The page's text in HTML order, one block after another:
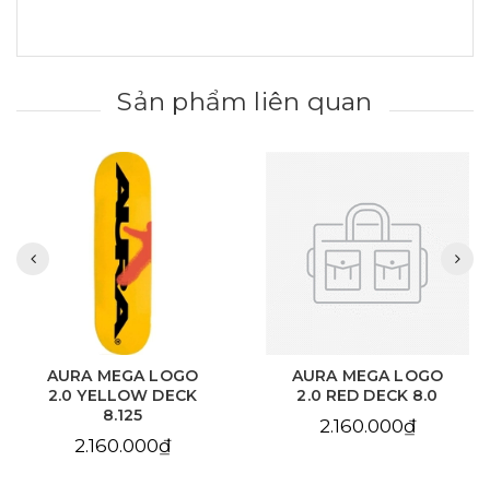
Sản phẩm liên quan
AURA MEGA LOGO
2.0 RED DECK 8.0
2.160.000₫
AURA CHAIN EYE
LOVE SKY BLUE DECK
8.125